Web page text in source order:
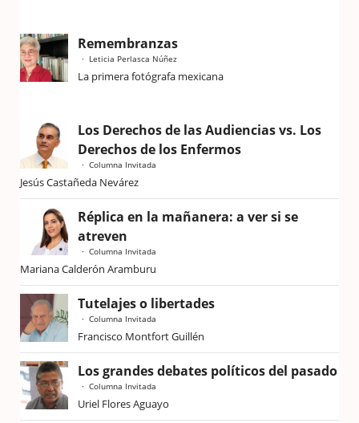
Remembranzas
Leticia Perlasca Núñez
La primera fotógrafa mexicana
Los Derechos de las Audiencias vs. Los
Derechos de los Enfermos
Columna Invitada
Jesús Castañeda Nevárez
Réplica en la mañanera: a ver si se
atreven
Columna Invitada
Mariana Calderón Aramburu
Tutelajes o libertades
Columna Invitada
Francisco Montfort Guillén
Los grandes debates políticos del pasado
Columna Invitada
Uriel Flores Aguayo